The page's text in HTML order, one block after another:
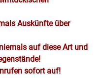
Auskünfte über
auf diese Art und
sofort auf!